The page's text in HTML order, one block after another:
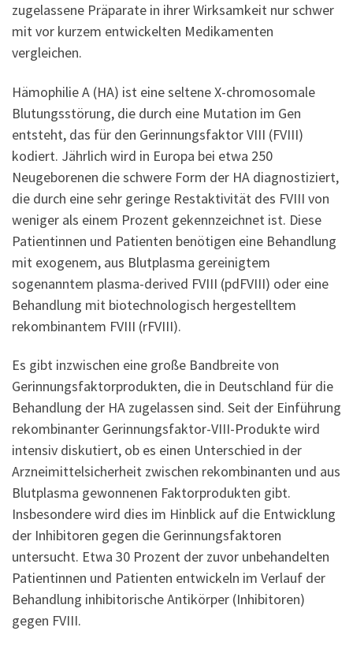
zugelassene Präparate in ihrer Wirksamkeit nur schwer
mit vor kurzem entwickelten Medikamenten
vergleichen.
Hämophilie A (HA) ist eine seltene X-chromosomale
Blutungsstörung, die durch eine Mutation im Gen
entsteht, das für den Gerinnungsfaktor VIII (FVIII)
kodiert. Jährlich wird in Europa bei etwa 250
Neugeborenen die schwere Form der HA diagnostiziert,
die durch eine sehr geringe Restaktivität des FVIII von
weniger als einem Prozent gekennzeichnet ist. Diese
Patientinnen und Patienten benötigen eine Behandlung
mit exogenem, aus Blutplasma gereinigtem
sogenanntem plasma-derived FVIII (pdFVIII) oder eine
Behandlung mit biotechnologisch hergestelltem
rekombinantem FVIII (rFVIII).
Es gibt inzwischen eine große Bandbreite von
Gerinnungsfaktorprodukten, die in Deutschland für die
Behandlung der HA zugelassen sind. Seit der Einführung
rekombinanter Gerinnungsfaktor-VIII-Produkte wird
intensiv diskutiert, ob es einen Unterschied in der
Arzneimittelsicherheit zwischen rekombinanten und aus
Blutplasma gewonnenen Faktorprodukten gibt.
Insbesondere wird dies im Hinblick auf die Entwicklung
der Inhibitoren gegen die Gerinnungsfaktoren
untersucht. Etwa 30 Prozent der zuvor unbehandelten
Patientinnen und Patienten entwickeln im Verlauf der
Behandlung inhibitorische Antikörper (Inhibitoren)
gegen FVIII.